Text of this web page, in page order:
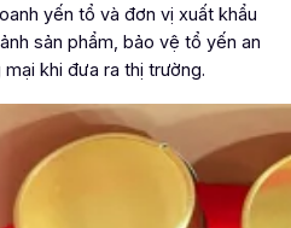
yến tổ và đơn vị xuất khẩu
sản phẩm, bảo vệ tổ yến an
khi đưa ra thị trường.